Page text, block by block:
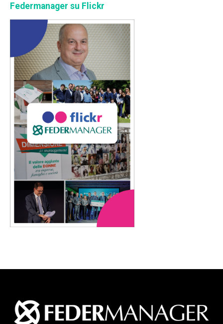
Federmanager su Flickr